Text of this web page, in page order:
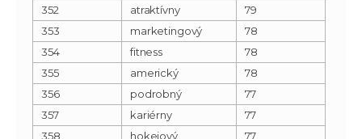
352
atraktívny
79
353
marketingový
78
354
fitness
78
355
americký
78
356
podrobný
77
357
kariérny
77
358
hokejový
77